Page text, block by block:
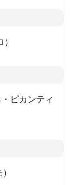
・ピカンティ